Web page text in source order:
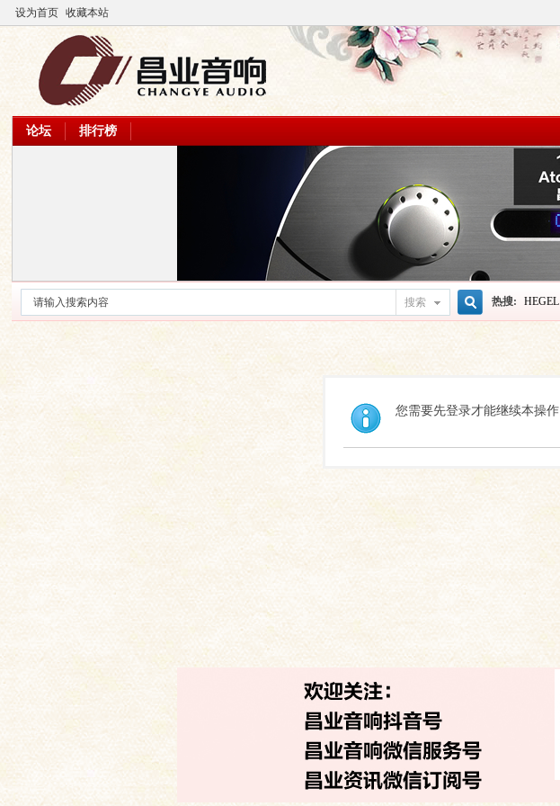
设为首页 收藏本站
论坛 排行榜
搜索
搜
索
热搜: HEGEL
您需要先登录才能继续本操作